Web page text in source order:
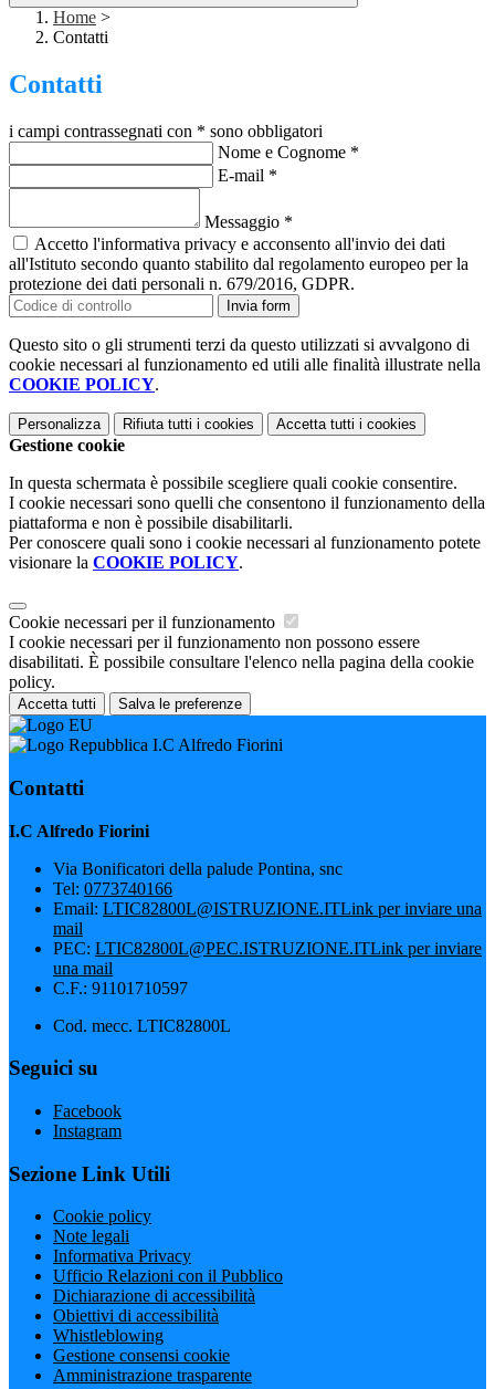
Home >
Contatti
Contatti
i campi contrassegnati con * sono obbligatori
Nome e Cognome *
E-mail *
Messaggio *
Accetto l'informativa privacy e acconsento all'invio dei dati
all'Istituto secondo quanto stabilito dal regolamento europeo per la
protezione dei dati personali n. 679/2016, GDPR.
Invia form
Questo sito o gli strumenti terzi da questo utilizzati si avvalgono di
cookie necessari al funzionamento ed utili alle finalità illustrate nella
COOKIE POLICY.
Personalizza Rifiuta tutti i cookies Accetta tutti i cookies
Gestione cookie
In questa schermata è possibile scegliere quali cookie consentire.
I cookie necessari sono quelli che consentono il funzionamento della
piattaforma e non è possibile disabilitarli.
Per conoscere quali sono i cookie necessari al funzionamento potete
visionare la COOKIE POLICY.
Cookie necessari per il funzionamento
I cookie necessari per il funzionamento non possono essere
disabilitati. È possibile consultare l'elenco nella pagina della cookie
policy.
Accetta tutti Salva le preferenze
I.C Alfredo Fiorini
Contatti
I.C Alfredo Fiorini
Via Bonificatori della palude Pontina, snc
Tel: 0773740166
Email: LTIC82800L@ISTRUZIONE.ITLink per inviare una
mail
PEC: LTIC82800L@PEC.ISTRUZIONE.ITLink per inviare
una mail
C.F.: 91101710597
Cod. mecc. LTIC82800L
Seguici su
Facebook
Instagram
Sezione Link Utili
Cookie policy
Note legali
Informativa Privacy
Ufficio Relazioni con il Pubblico
Dichiarazione di accessibilità
Obiettivi di accessibilità
Whistleblowing
Gestione consensi cookie
Amministrazione trasparente